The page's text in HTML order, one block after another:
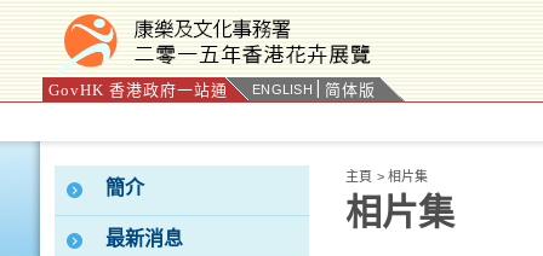
GovHK 香港政府一站通 ENGLISH 简体版
按“Tab”進入菜單
簡介
最新消息
主頁 > 相片集
相片集